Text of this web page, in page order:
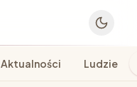
Aktualności Ludzie